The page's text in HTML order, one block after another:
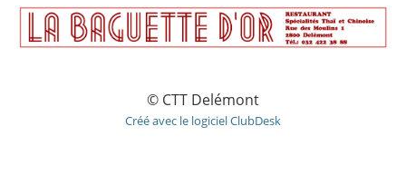
© CTT Delémont
Créé avec le logiciel ClubDesk